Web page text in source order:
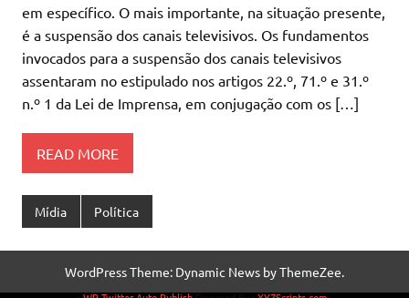
em específico. O mais importante, na situação presente,
é a suspensão dos canais televisivos. Os fundamentos
invocados para a suspensão dos canais televisivos
assentaram no estipulado nos artigos 22.º, 71.º e 31.º
n.º 1 da Lei de Imprensa, em conjugação com os […]
READ MORE
Mídia Política
WordPress Theme: Dynamic News by ThemeZee.